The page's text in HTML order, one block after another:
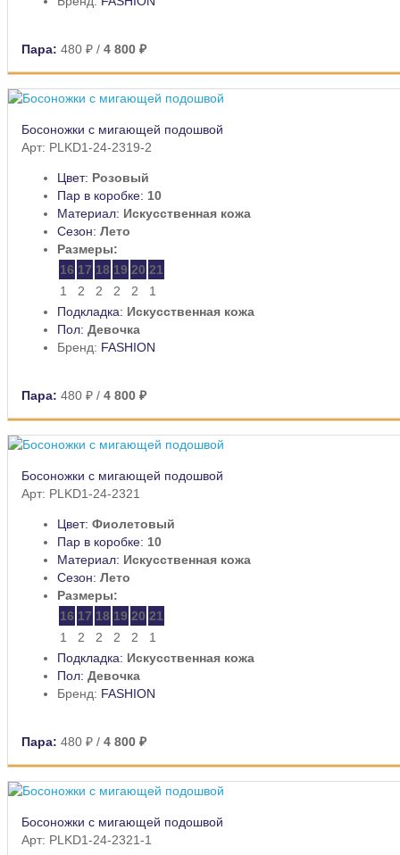
Пара: 480 ₽ / 4 800 ₽
Босоножки с мигающей подошвой
Арт: PLKD1-24-2319-2
Цвет: Розовый
Пар в коробке: 10
Материал: Искусственная кожа
Сезон: Лето
Размеры:
16 17 18 19 20 21
1
2 2 2 2
1
Подкладка: Искусственная кожа
Пол: Девочка
Бренд: FASHION
Пара: 480 ₽ / 4 800 ₽
Босоножки с мигающей подошвой
Арт: PLKD1-24-2321
Цвет: Фиолетовый
Пар в коробке: 10
Материал: Искусственная кожа
Сезон: Лето
Размеры:
16 17 18 19 20 21
1
2 2 2 2
1
Подкладка: Искусственная кожа
Пол: Девочка
Бренд: FASHION
Пара: 480 ₽ / 4 800 ₽
Босоножки с мигающей подошвой
Арт: PLKD1-24-2321-1